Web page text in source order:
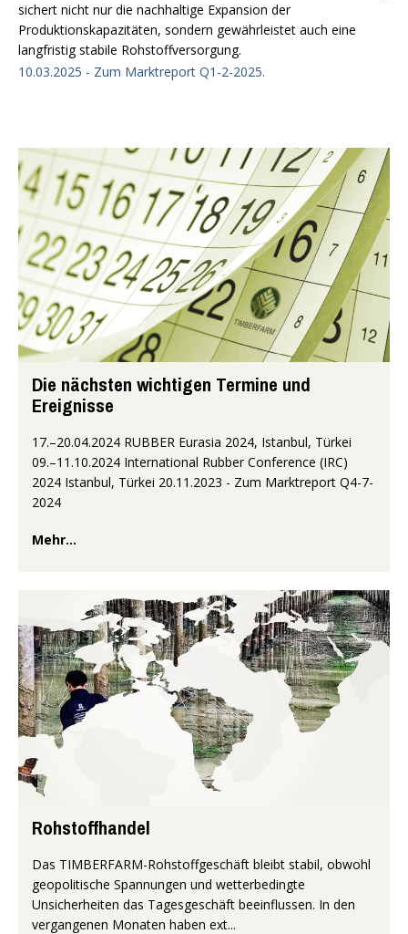
sichert nicht nur die nachhaltige Expansion der
Produktionskapazitäten, sondern gewährleistet auch eine
langfristig stabile Rohstoffversorgung.
10.03.2025 - Zum Marktreport Q1-2-2025.
Die nächsten wichtigen Termine und
Ereignisse
17.–20.04.2024 RUBBER Eurasia 2024, Istanbul, Türkei
09.–11.10.2024 International Rubber Conference (IRC)
2024 Istanbul, Türkei 20.11.2023 - Zum Marktreport Q4-7-
2024
Mehr...
Rohstoffhandel
Das TIMBERFARM-Rohstoffgeschäft bleibt stabil, obwohl
geopolitische Spannungen und wetterbedingte
Unsicherheiten das Tagesgeschäft beeinflussen. In den
vergangenen Monaten haben ext...